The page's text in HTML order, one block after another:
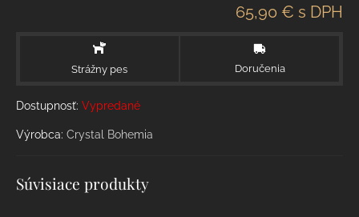
65,90 € s DPH
Strážny pes Doručenia
Dostupnosť: Vypredané
Výrobca: Crystal Bohemia
Súvisiace produkty